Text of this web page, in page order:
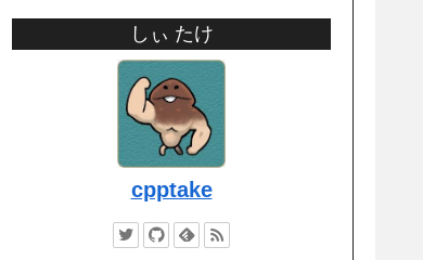
しぃ たけ
cpptake